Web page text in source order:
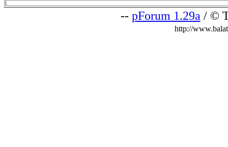
-- pForum 1.29a / ©
http://